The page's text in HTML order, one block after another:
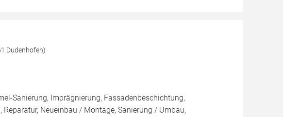
Dudenhofen)
Sanierung, Imprägnierung, Fassadenbeschichtung,
Neueinbau / Montage, Sanierung / Umbau,